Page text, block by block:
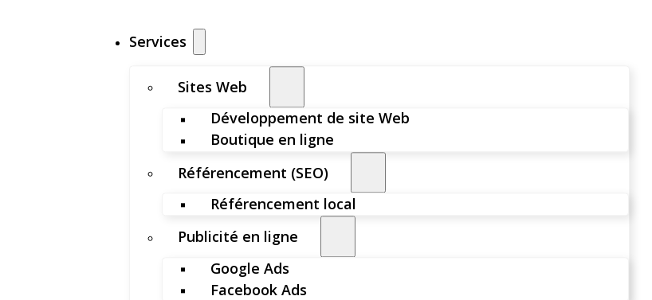
Services
Sites Web
Développement de site Web
Boutique en ligne
Référencement (SEO)
Référencement local
Publicité en ligne
Google Ads
Facebook Ads